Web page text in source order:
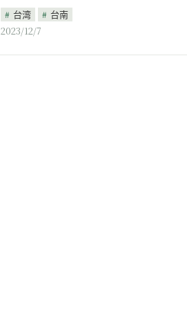
台湾
台南
2023/12/7